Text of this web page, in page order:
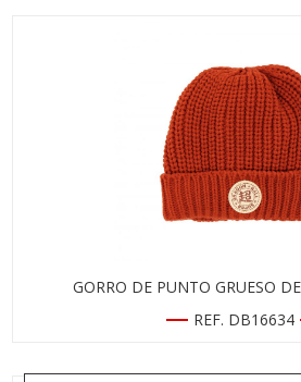
GORRO DE PUNTO GRUESO
REF. DB16634